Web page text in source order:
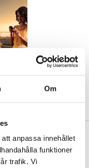
Om
anpassa innehållet
funktioner
trafik. Vi
your question or